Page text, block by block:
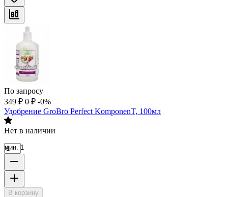
По запросу
349 ₽ 0 ₽ -0%
Удобрение GroBro Perfect KomponenT, 100мл
Нет в наличии
мин. 1
В корзину